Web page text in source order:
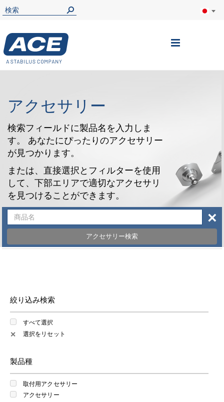
ナ
アクセサリー
検索フィールドに製品名を入力しま
す。 あなたにぴったりのアクセサリー
が見つかります。
または、直接選択とフィルターを使用
して、下部エリアで適切なアクセサリ
を見つけることができます。
アクセサリー検索
×
絞り込み検索
すべて選択
✕ 選択をリセット
製品種
取付用アクセサリー
アクセサリー